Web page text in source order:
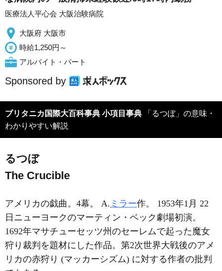
医療法人平心会 大阪治験病院
大阪府 大阪市
時給1,250円～
アルバイト・パート
Sponsored by
ブリタニカ国際大百科事典 小項目事典 「るつぼ」の意味・
わかりやすい解説
るつぼ
The Crucible
アメリカの戯曲。4幕。 A. ミラー作。 1953年1月 22
日ニューヨークのマーティン・ベック劇場初演。
1692年マサチューセッツ州のセーレムで起った魔女
狩り裁判を題材にした作品。第2次世界大戦後のアメ
リカの赤狩り (マッカーシズム) に対する作者の批判